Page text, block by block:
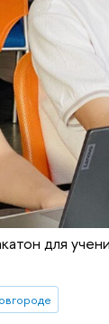
для